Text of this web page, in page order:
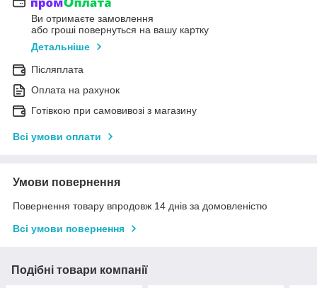
Ви отримаєте замовлення
або гроші повернуться на вашу картку
Детальніше
Післяплата
Оплата на рахунок
Готівкою при самовивозі з магазину
Всі умови оплати
Умови повернення
Повернення товару впродовж 14 днів за домовленістю
Всі умови повернення
Подібні товари компанії